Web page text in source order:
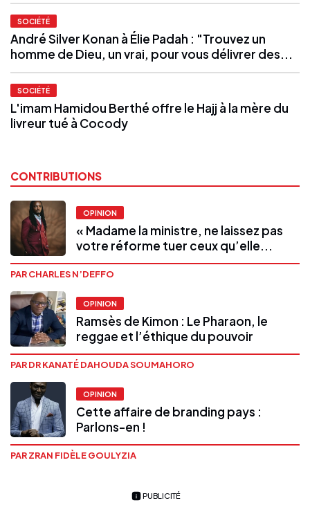
SOCIÉTÉ
André Silver Konan à Élie Padah : "Trouvez un
homme de Dieu, un vrai, pour vous délivrer des...
SOCIÉTÉ
L'imam Hamidou Berthé offre le Hajj à la mère du
livreur tué à Cocody
CONTRIBUTIONS
OPINION
« Madame la ministre, ne laissez pas
votre réforme tuer ceux qu’elle...
PAR CHARLES N’DEFFO
OPINION
Ramsès de Kimon : Le Pharaon, le
reggae et l’éthique du pouvoir
PAR DR KANATÉ DAHOUDA SOUMAHORO
OPINION
Cette affaire de branding pays :
Parlons-en !
PAR ZRAN FIDÈLE GOULYZIA
PUBLICITÉ